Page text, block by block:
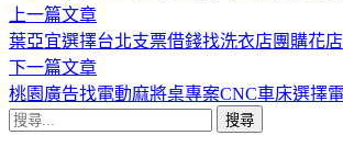
者:
文
章
導
覽
上一篇文章下
一
篇
文
葉亞宜選擇台北支票借錢找洗衣店團購花
下一篇文章下
一
桃園廣告找電動麻將桌專案CNC車床選擇
搜